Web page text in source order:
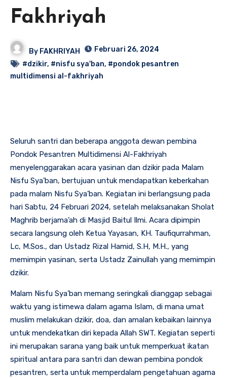
Fakhriyah
By FAKHRIYAH
Februari 26, 2024
#dzikir, #nisfu sya'ban, #pondok pesantren
multidimensi al-fakhriyah
Seluruh santri dan beberapa anggota dewan pembina
Pondok Pesantren Multidimensi Al-Fakhriyah
menyelenggarakan acara yasinan dan dzikir pada Malam
Nisfu Sya’ban, bertujuan untuk mendapatkan keberkahan
pada malam Nisfu Sya’ban. Kegiatan ini berlangsung pada
hari Sabtu, 24 Februari 2024, setelah melaksanakan Sholat
Maghrib berjama’ah di Masjid Baitul Ilmi. Acara dipimpin
secara langsung oleh Ketua Yayasan, KH. Taufiqurrahman,
Lc, M.Sos., dan Ustadz Rizal Hamid, S.H, M.H., yang
memimpin yasinan, serta Ustadz Zainullah yang memimpin
dzikir.
Malam Nisfu Sya’ban memang seringkali dianggap sebagai
waktu yang istimewa dalam agama Islam, di mana umat
muslim melakukan dzikir, doa, dan amalan kebaikan lainnya
untuk mendekatkan diri kepada Allah SWT. Kegiatan seperti
ini merupakan sarana yang baik untuk memperkuat ikatan
spiritual antara para santri dan dewan pembina pondok
pesantren, serta untuk memperdalam pengetahuan agama